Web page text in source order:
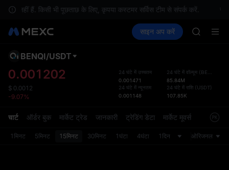
नहीं हैं. किसी भी पूछताछ के लिए, कृपया कस्टमर सर्विस टीम से संपर्क करें.
स्पॉट फ़्यूचर्स PLTR कमाएँ
साइन अप करें
HEI
HEI
को
BENQI/USDT
0.001202
$ 0.0012
-9.07%
24 घंटे में उच्चतम
0.001471
24 घंटे में न्यूनतम
0.001148
24 घंटे में वॉल्यूम (BENQI
85.84M
24 घंटे में राशि (USDT)
107.85K
चार्ट ऑर्डर बुक मार्केट ट्रेड जानकारी ट्रेडिंग डेटा मार्केट मूवर्स
1मिनट 5मिनट 15मिनट 30मिनट 1घंटा 4घंटा 1दिन ओरिजनल